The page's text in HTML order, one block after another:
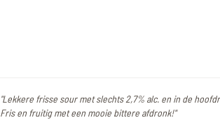
"Lekkere frisse sour met slechts 2,7% alc. en in de
Fris en fruitig met een mooie bittere afdronk!"